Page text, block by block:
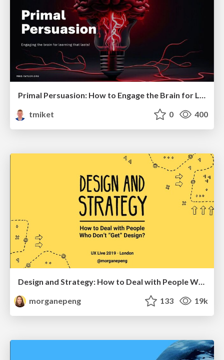
tmiket
0 400
Design and Strategy: How to Deal with People Who Don’t "Get" Design
morganepeng
133 19k